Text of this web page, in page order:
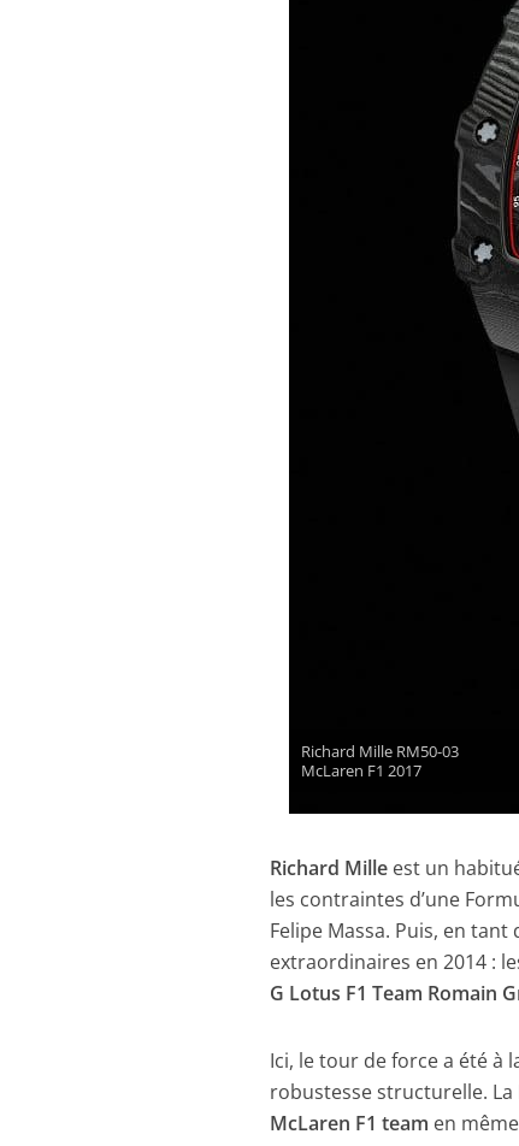
Richard Mille RM50-03
McLaren F1 2017
Richard Mille est un
les contraintes d’une
Felipe Massa. Puis, en
extraordinaires en 2014 :
G Lotus F1 Team Romain
Ici, le tour de force a été à
robustesse structurelle. La
McLaren F1 team en